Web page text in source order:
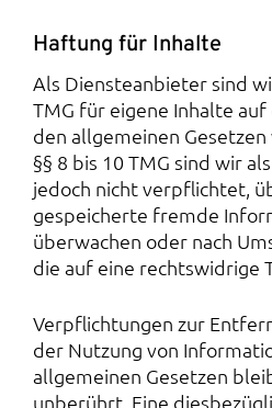
Haftung für Inhalte
Als Diensteanbieter sind
TMG für eigene Inhalte auf
den allgemeinen
§§ 8 bis 10 TMG sind wir
jedoch nicht verpflichtet,
gespeicherte fremde
überwachen oder nach
die auf eine rechtswidrige
Verpflichtungen zur
der Nutzung von
allgemeinen Gesetzen
unberührt. Eine